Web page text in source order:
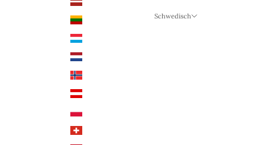
Litauen (EUR €)
Luxemburg (EUR €)
Niederlande (EUR €)
Norwegen (NOK)
Österreich (EUR €)
Polen (PLN)
Schwedisch